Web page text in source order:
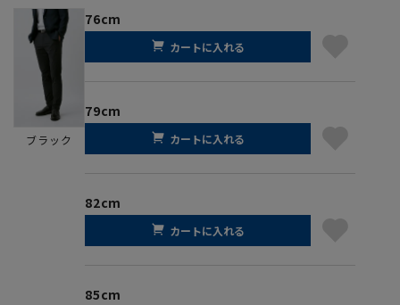
ブラック
76cm
カートに入れる
79cm
カートに入れる
82cm
カートに入れる
85cm